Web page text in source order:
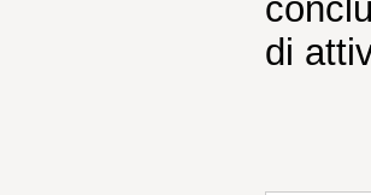
di